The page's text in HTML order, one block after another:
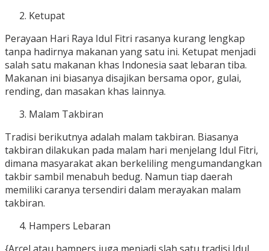
Ketupat
Perayaan Hari Raya Idul Fitri rasanya kurang lengkap
tanpa hadirnya makanan yang satu ini. Ketupat menjadi
salah satu makanan khas Indonesia saat lebaran tiba.
Makanan ini biasanya disajikan bersama opor, gulai,
rending, dan masakan khas lainnya.
Malam Takbiran
Tradisi berikutnya adalah malam takbiran. Biasanya
takbiran dilakukan pada malam hari menjelang Idul Fitri,
dimana masyarakat akan berkeliling mengumandangkan
takbir sambil menabuh bedug. Namun tiap daerah
memiliki caranya tersendiri dalam merayakan malam
takbiran.
Hampers Lebaran